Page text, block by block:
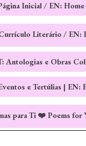
Inicial / EN: Home
Literário / EN:
Antologias e Obras
e Tertúlias | EN:
para Ti ❤️ Poems for